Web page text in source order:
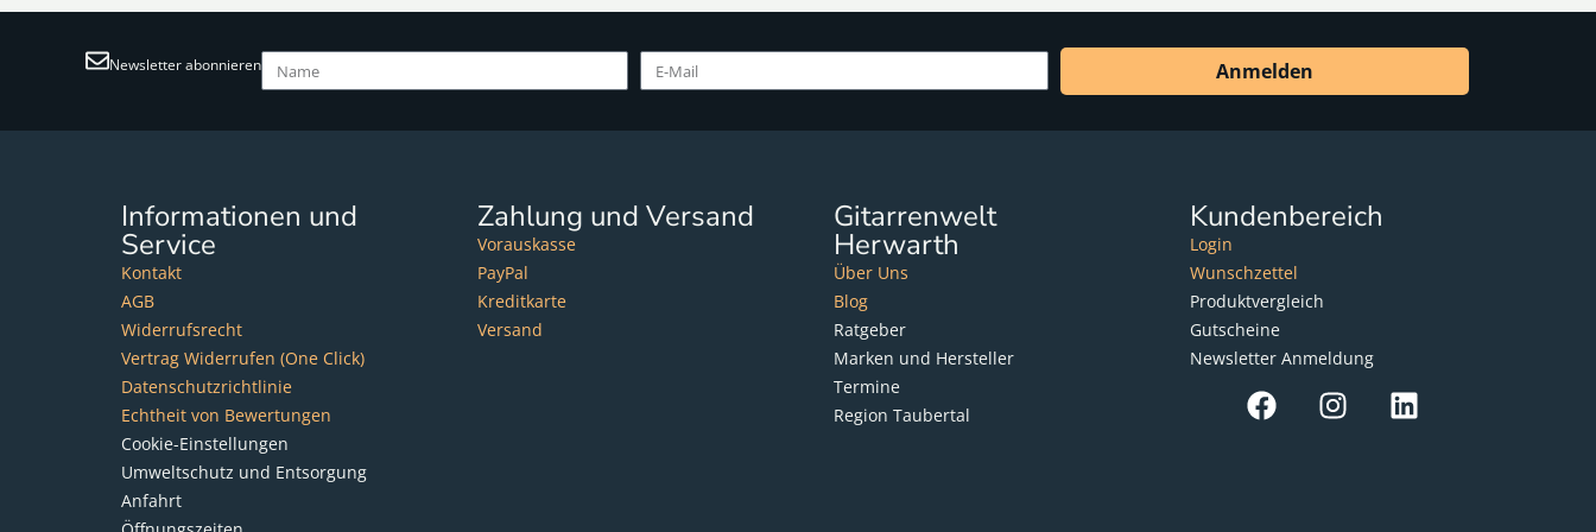
Newsletter abonnieren Anmelden
Informationen und
Service
Kontakt
AGB
Widerrufsrecht
Vertrag Widerrufen (One Click)
Datenschutzrichtlinie
Echtheit von Bewertungen
Cookie-Einstellungen
Umweltschutz und Entsorgung
Anfahrt
Zahlung und Versand
Vorauskasse
PayPal
Kreditkarte
Versand
Gitarrenwelt
Herwarth
Über Uns
Blog
Ratgeber
Marken und Hersteller
Termine
Region Taubertal
Kundenbereich
Login
Wunschzettel
Produktvergleich
Gutscheine
Newsletter Anmeldung